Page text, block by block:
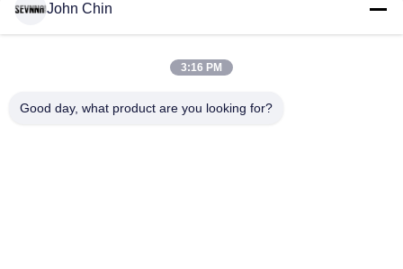
लोकप्रिय श्रेणियां सभी
कपड़े
कपड़े
John Chin
3:16 PM
Good day, what product are you looking for?